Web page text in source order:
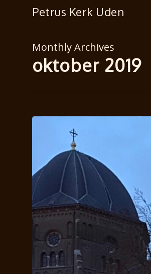
Petrus Kerk Uden
Monthly Archives
oktober 2019